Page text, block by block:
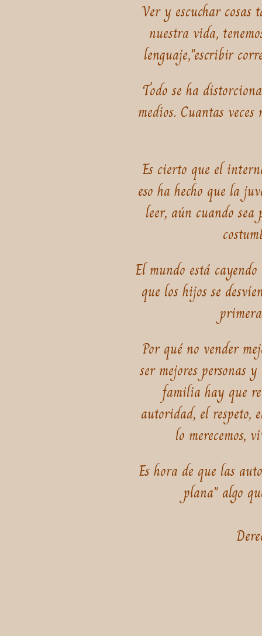
Ver y escuchar cosas
nuestra vida,
lenguaje,"escribir
Todo se ha
medios. Cuantas
Es cierto que el
eso ha hecho que la
leer, aún cuando
El mundo está
que los hijos se
Por qué no vender
ser mejores personas
familia hay que
autoridad, el respeto,
lo merecemos,
Es hora de que las
plana" algo